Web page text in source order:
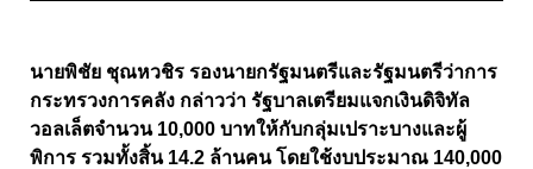
นายพิชัย ชุณหวชิร รองนายกรัฐมนตรีและรัฐมนตรีว่าการ
กระทรวงการคลัง กล่าวว่า รัฐบาลเตรียมแจกเงินดิจิทัล
วอลเล็ตจำนวน 10,000 บาทให้กับกลุ่มเปราะบางและผู้
พิการ รวมทั้งสิ้น 14.2 ล้านคน โดยใช้งบประมาณ 140,000